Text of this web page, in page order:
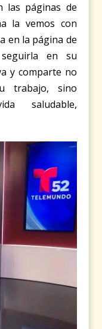
las páginas de
la vemos con
en la página de
en su
y comparte no
trabajo, sino
saludable,